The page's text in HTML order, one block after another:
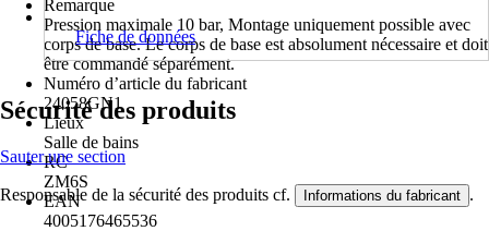
Remarque
Pression maximale 10 bar, Montage uniquement possible avec
corps de base. Le corps de base est absolument nécessaire et doit
être commandé séparément.
Numéro d’article du fabricant
24058GN1
Lieux
Salle de bains
RC
ZM6S
EAN
4005176465536
Fiche de données
Sécurité des produits
Sauter une section
Responsable de la sécurité des produits cf. Informations du fabricant .